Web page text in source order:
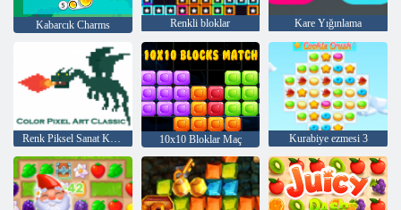
Kabarcık Charms Renkli bloklar Kare Yığınlama
Renk Piksel Sanat Klasik 10x10 Bloklar Maç Kurabiye ezmesi 3